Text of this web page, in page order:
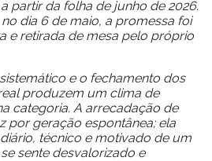
partir da folha de junho de 2026.
dia 6 de maio, a promessa foi
e retirada de mesa pelo próprio
e o fechamento dos
produzem um clima de
categoria. A arrecadação de
por geração espontânea; ela
técnico e motivado de um
sente desvalorizado e